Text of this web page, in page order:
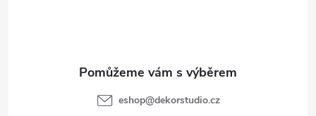
eshop@dekorstudio.cz